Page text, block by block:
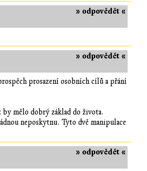
» odpovědět «
» odpovědět «
prosazení osobních cílů a přání
mělo dobrý základ do života.
neposkytnu. Tyto dvě manipulace
» odpovědět «